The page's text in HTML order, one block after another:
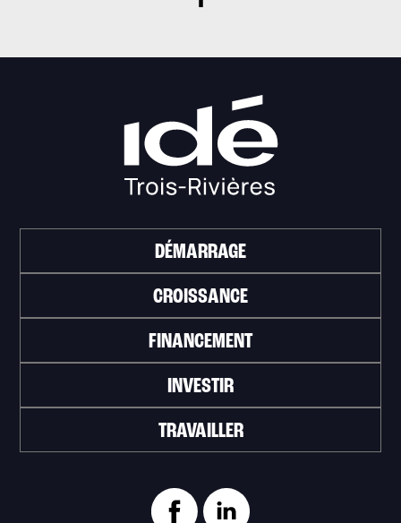
DÉMARRAGE
CROISSANCE
FINANCEMENT
INVESTIR
TRAVAILLER